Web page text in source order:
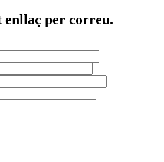
enllaç per correu.